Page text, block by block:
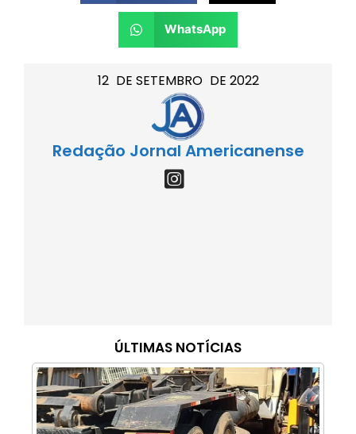
12 DE SETEMBRO DE 2022
Redação Jornal Americanense
ÚLTIMAS NOTÍCIAS
WhatsApp